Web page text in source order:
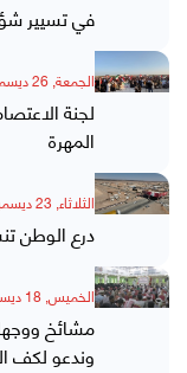
في تسيير
الجمعة, 26 ديسمبر, 2025
لجنة
المهرة
الثلاثاء, 23 ديسمبر, 2025
درع الوطن
الخميس, 18 ديسمبر, 2025
مشائخ
وندعو لكف